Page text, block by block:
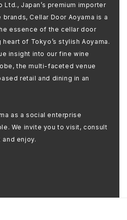
Japan’s premium importer
Cellar Door Aoyama is a
essence of the cellar door
of Tokyo’s stylish Aoyama.
insight into our fine wine
the multi-faceted venue
retail and dining in an
as a social enterprise
We invite you to visit, consult
enjoy.